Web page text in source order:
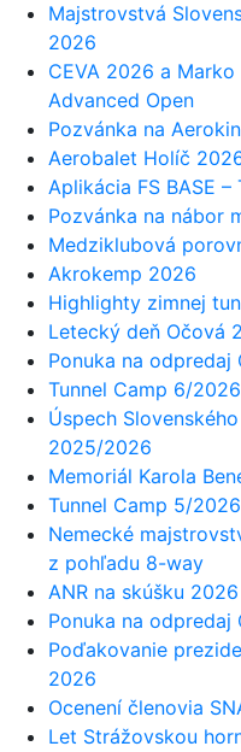
Majstrovstvá
2026
CEVA 2026 a
Advanced Open
Pozvánka na
Aerobalet Holíč
Aplikácia FS BASE –
Pozvánka na nábor
Medziklubová
Akrokemp 2026
Highlighty zimnej
Letecký deň Očová
Ponuka na odpredaj
Tunnel Camp 6/2026
Úspech
2025/2026
Memoriál Karola
Tunnel Camp 5/2026
Nemecké
z pohľadu 8-way
ANR na skúšku 2026
Ponuka na odpredaj
Poďakovanie
2026
Ocenení členovia
Let Strážovskou